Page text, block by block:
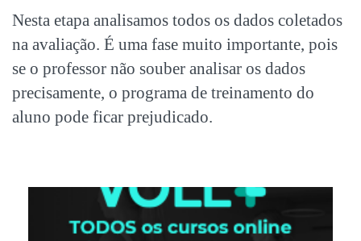
Nesta etapa analisamos todos os dados coletados
na avaliação. É uma fase muito importante, pois
se o professor não souber analisar os dados
precisamente, o programa de treinamento do
aluno pode ficar prejudicado.